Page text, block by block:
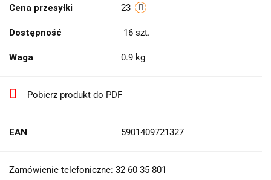
Cena przesyłki 23
Dostępność 16 szt.
Waga 0.9 kg
Pobierz produkt do PDF
EAN 5901409721327
Zamówienie telefoniczne: 32 60 35 801